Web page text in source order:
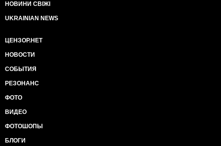
НОВИНИ СВІЖІ
UKRAINIAN NEWS
ЦЕНЗОР.НЕТ
НОВОСТИ
СОБЫТИЯ
РЕЗОНАНС
ФОТО
ВИДЕО
ФОТОШОПЫ
БЛОГИ